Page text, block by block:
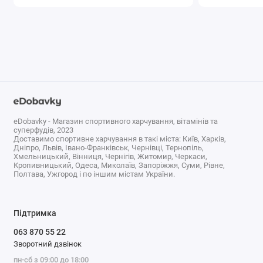
стабільного режиму.
Ціна рослинного протеїну може відрізнятися залежно від
складу та об’єму. Порівнюйте вартість однієї порції, а не
тільки загальну ціну упаковки. Для першої покупки варто
обрати формат, який не буде ризикованим за об’ємом,
Як додати рослинний протеїн у
меню
eDobavky - Магазин спортивного харчування, вітамінів та
суперфудів, 2023
Доставимо спортивне харчування в такі міста: Київ, Харків,
Дніпро, Львів, Івано-Франківськ, Чернівці, Тернопіль,
Хмельницький, Вінниця, Чернігів, Житомир, Черкаси,
Кропивницький, Одеса, Миколаїв, Запоріжжя, Суми, Рівне,
Полтава, Ужгород і по іншим містам України.
Підтримка
063 870 55 22
Зворотний дзвінок
пн-сб з 09:00 до 18:00